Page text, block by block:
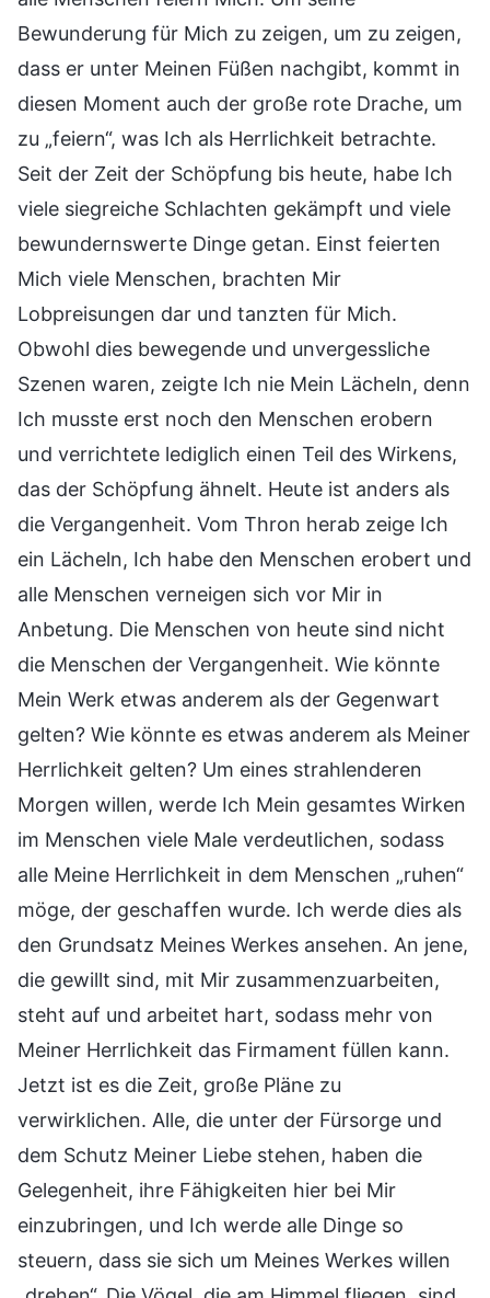
Bewunderung für Mich zu zeigen, um zu zeigen,
dass er unter Meinen Füßen nachgibt, kommt in
diesen Moment auch der große rote Drache, um
zu „feiern“, was Ich als Herrlichkeit betrachte.
Seit der Zeit der Schöpfung bis heute, habe Ich
viele siegreiche Schlachten gekämpft und viele
bewundernswerte Dinge getan. Einst feierten
Mich viele Menschen, brachten Mir
Lobpreisungen dar und tanzten für Mich.
Obwohl dies bewegende und unvergessliche
Szenen waren, zeigte Ich nie Mein Lächeln, denn
Ich musste erst noch den Menschen erobern
und verrichtete lediglich einen Teil des Wirkens,
das der Schöpfung ähnelt. Heute ist anders als
die Vergangenheit. Vom Thron herab zeige Ich
ein Lächeln, Ich habe den Menschen erobert und
alle Menschen verneigen sich vor Mir in
Anbetung. Die Menschen von heute sind nicht
die Menschen der Vergangenheit. Wie könnte
Mein Werk etwas anderem als der Gegenwart
gelten? Wie könnte es etwas anderem als Meiner
Herrlichkeit gelten? Um eines strahlenderen
Morgen willen, werde Ich Mein gesamtes Wirken
im Menschen viele Male verdeutlichen, sodass
alle Meine Herrlichkeit in dem Menschen „ruhen“
möge, der geschaffen wurde. Ich werde dies als
den Grundsatz Meines Werkes ansehen. An jene,
die gewillt sind, mit Mir zusammenzuarbeiten,
steht auf und arbeitet hart, sodass mehr von
Meiner Herrlichkeit das Firmament füllen kann.
Jetzt ist es die Zeit, große Pläne zu
verwirklichen. Alle, die unter der Fürsorge und
dem Schutz Meiner Liebe stehen, haben die
Gelegenheit, ihre Fähigkeiten hier bei Mir
einzubringen, und Ich werde alle Dinge so
steuern, dass sie sich um Meines Werkes willen